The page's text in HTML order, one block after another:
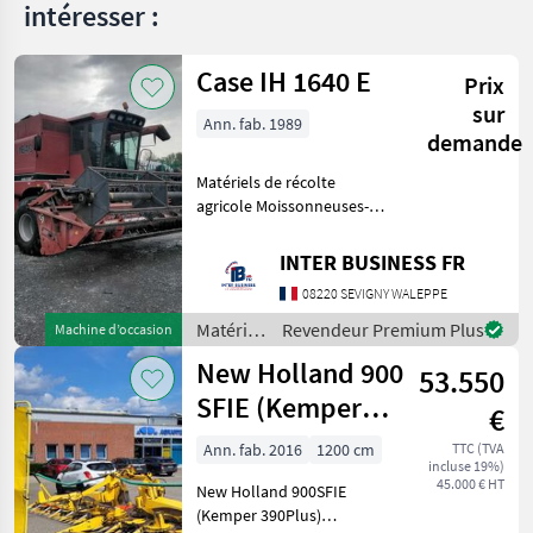
8010
8230
AF
5088
AF
8240
AF
9230
AF
AF8010
Axial-
Flow
6150
Axial-
intéresser :
Machine d’occasion
Case IH 1640 E
Prix
sur
demande
Ann. fab. 1989
Matériels de récolte
agricole Moissonneuses-
INTER BUSINESS FR
08220 SEVIGNY WALEPPE
Matériels
de
récolte
agricole
/ Case IH
Revendeur Premium Plus
New Holland 900
SFIE (Kemper
390Plus)
53.550
€
TTC (TVA
incluse 19%)
45.000 € HT
Ann. fab. 2016
1200 cm
New Holland 900SFIE
(Kemper 390Plus)